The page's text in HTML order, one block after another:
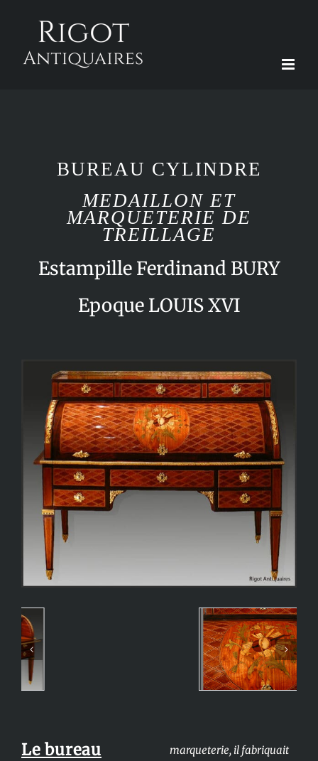
contenu
BUREAU CYLINDRE
MEDAILLON ET
MARQUETERIE DE
TREILLAGE
Estampille Ferdinand BURY
Epoque LOUIS XVI
Le bureau
marqueterie, il fabriquait